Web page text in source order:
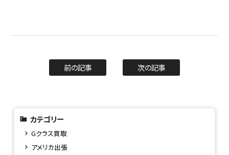
前の記事 次の記事
カテゴリー
Gクラス買取
アメリカ出張